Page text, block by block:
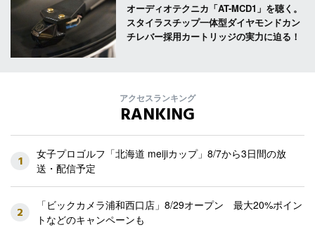
オーディオテクニカ「AT-MCD1」を聴く。
スタイラスチップ一体型ダイヤモンドカン
チレバー採用カートリッジの実力に迫る！
アクセスランキング
RANKING
1
女子プロゴルフ「北海道 meijiカップ」8/7から3日間の放
送・配信予定
2
「ビックカメラ浦和西口店」8/29オープン 最大20%ポイン
トなどのキャンペーンも